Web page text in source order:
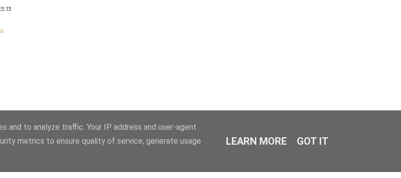
Använder Blogger
and to analyze traffic. Your IP address and user-agent
metrics to ensure quality of service, generate usage
LEARN MORE GOT IT